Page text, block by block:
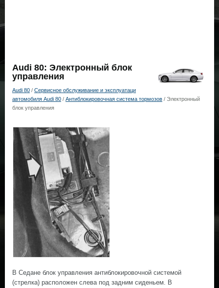
Audi 80: Электронный блок
управления
Audi 80 / Сервисное обслуживание и эксплуатаци
автомобиля Audi 80 / Антиблокировочная система тормозов / Электронный
блок управления
В Седане блок управления антиблокировочной системой
(стрелка) расположен слева под задним сиденьем. В